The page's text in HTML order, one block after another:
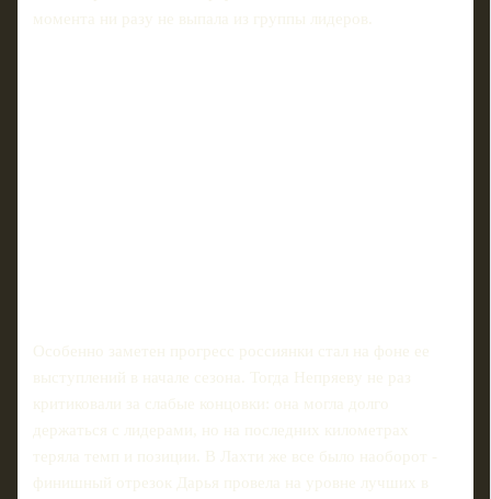
момента ни разу не выпала из группы лидеров.
Особенно заметен прогресс россиянки стал на фоне ее
выступлений в начале сезона. Тогда Непряеву не раз
критиковали за слабые концовки: она могла долго
держаться с лидерами, но на последних километрах
теряла темп и позиции. В Лахти же все было наоборот -
финишный отрезок Дарья провела на уровне лучших в